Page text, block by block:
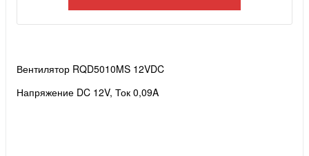
Вентилятор RQD5010MS 12VDC
Напряжение DC 12V, Ток 0,09A